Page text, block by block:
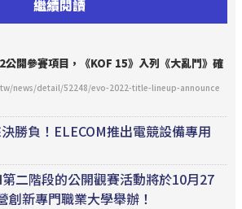
繼續閱讀
開參賽項目，《KOF 15》入列《大亂鬥》確
news/detail/52248/evo-2022-title-lineup-announce
勝負！ELECOM推出電競設備專用
第二階段的公開觀賽活動將於10月27
創新專門職業大學舉辦！